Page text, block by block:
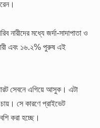
নারীদের মধ্যে জর্দা-সাদাপাতা ও
এবং ১৬.২% পুরুষ এই
সেবনে এগিয়ে আসুক। এটা
সে কারণে প্রাইভেট
করা হচ্ছে।